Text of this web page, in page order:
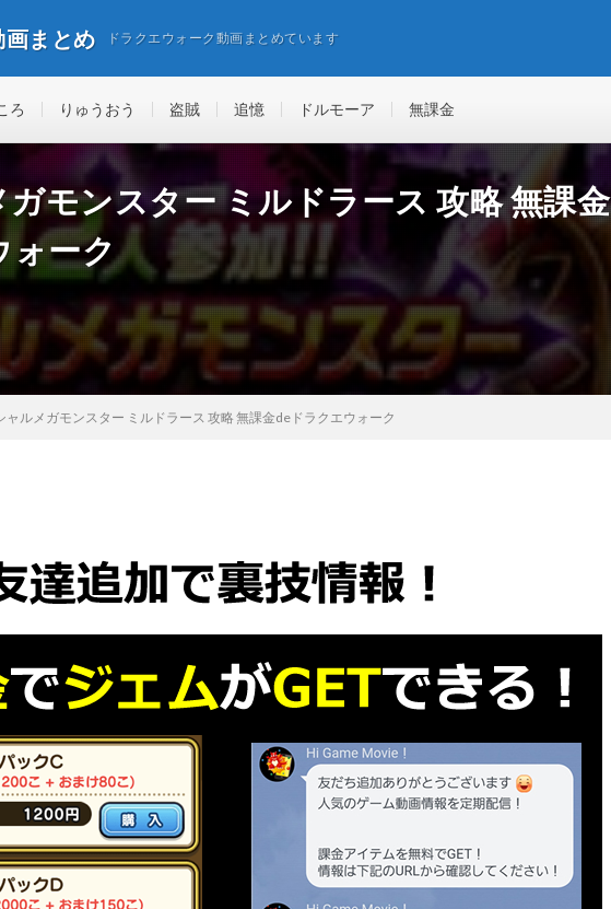
画まとめ ドラクエウォーク動画まとめています
ろ りゅうおう 盗賊 追憶 ドルモーア 無課金
モンスター ミルドラース 攻略 無課金
ォーク
ャルメガモンスター ミルドラース 攻略 無課金deドラクエウォーク